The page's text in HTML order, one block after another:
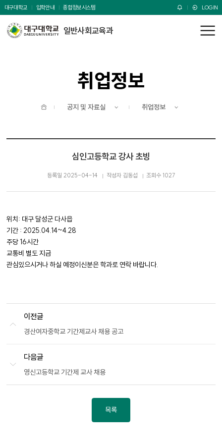
본문 바로가기
주메뉴 바로가기
대구대학교 입학안내 종합정보시스템 LOGIN
일반사회교육과
전
취업정보
공지 및 자료실 취업정보
심인고등학교 강사 초빙
등록일 2025-04-14 작성자 김동섭 조회수 1027
위치: 대구 달성군 다사읍
기간 : 2025.04.14~4.28
주당 16시간
교통비 별도 지금
관심있으시거나 하실 예정이신분은 학과로 연락 바랍니다.
이전글
경산여자중학교 기간제교사 채용 공고
다음글
영신고등학교 기간제 교사 채용
목록